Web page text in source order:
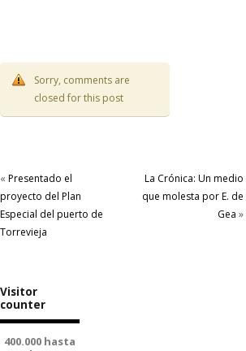
Sorry, comments are
closed for this post
« Presentado el
proyecto del Plan
Especial del puerto de
Torrevieja
La Crónica: Un medio
que molesta por E. de
Gea »
Visitor
counter
400.000 hasta